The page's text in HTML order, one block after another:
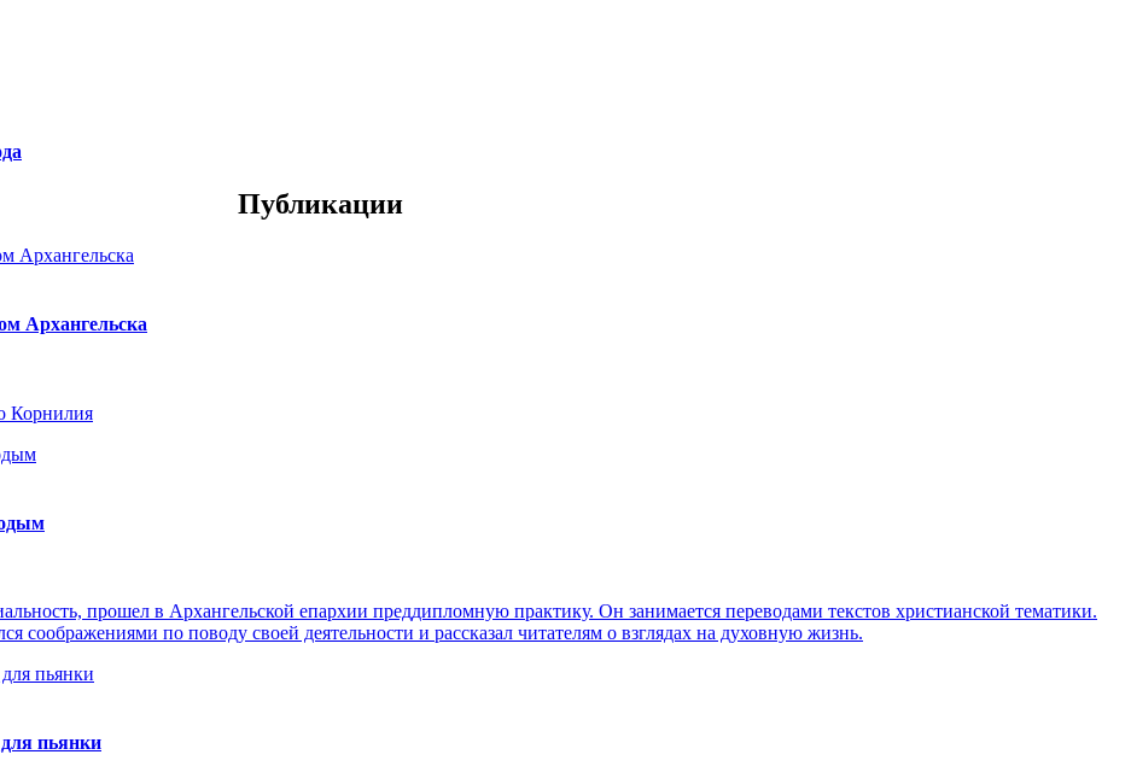
Публикации
Архангельска
Корнилия
прошел в Архангельской епархии преддипломную практику. Он занимается переводами текстов христианской тематики.
по поводу своей деятельности и рассказал читателям о взглядах на духовную жизнь.
пьянки